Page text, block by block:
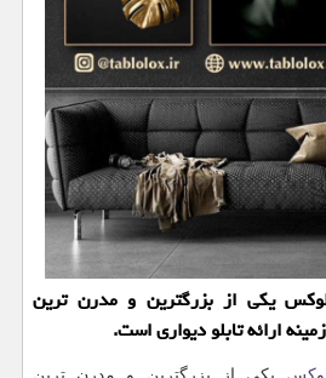
لوکس یکی از بزرگترین و مدرن ترین
ارائه تابلو دیواری است.